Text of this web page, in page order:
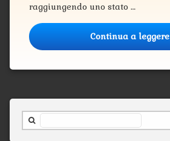
raggiungendo uno stato …
Continua a leggere